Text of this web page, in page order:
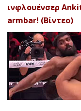
ινφλουένσερ
armbar! (Βίντεο)